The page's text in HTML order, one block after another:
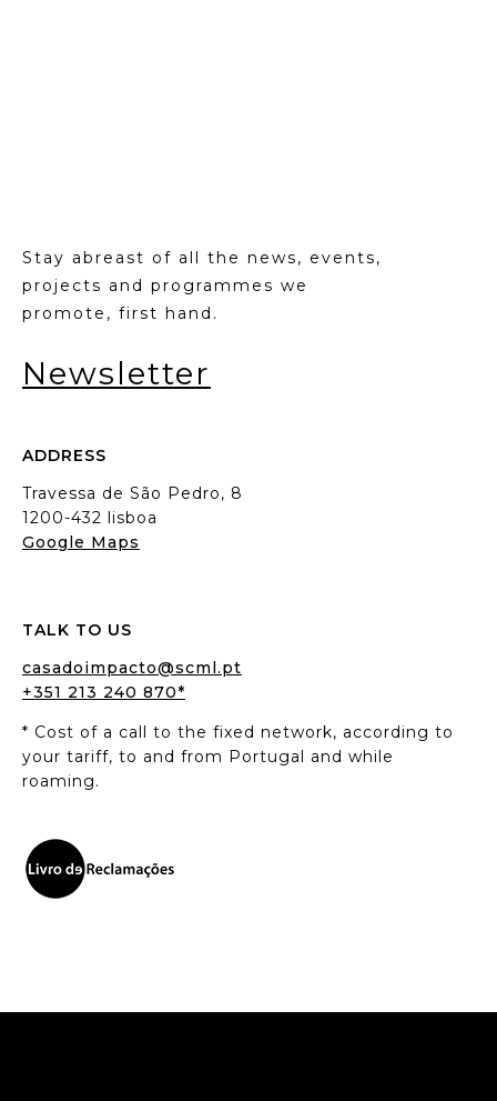
Stay abreast of all the news, events,
projects and programmes we
promote, first hand.
Newsletter
ADDRESS
Travessa de São Pedro, 8
1200-432 lisboa
Google Maps
TALK TO US
casadoimpacto@scml.pt
+351 213 240 870*
* Cost of a call to the fixed network, according to
your tariff, to and from Portugal and while
roaming.